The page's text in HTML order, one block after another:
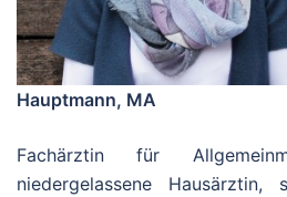
Hauptmann, MA
Fachärztin für
niedergelassene